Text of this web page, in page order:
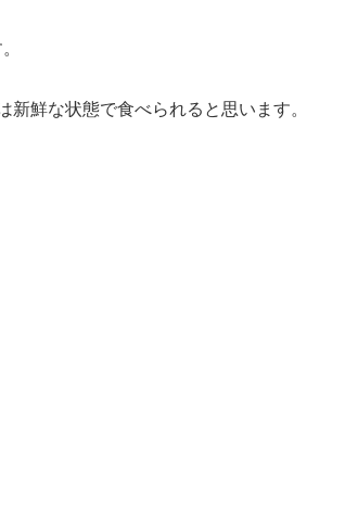
鮮な状態で食べられると思います。